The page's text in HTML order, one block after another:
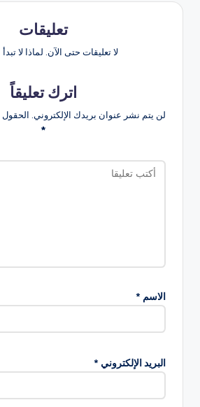
تعليقات
لا تعليقات حتى الآن. لماذا لا
اترك تعليقاً
لن يتم نشر عنوان بريدك الإلكتروني. الحقول
*
الاسم *
البريد الإلكتروني *